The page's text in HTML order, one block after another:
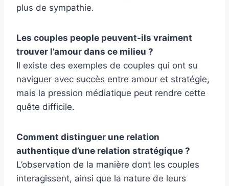
plus de sympathie.
Les couples people peuvent-ils vraiment
trouver l’amour dans ce milieu ?
Il existe des exemples de couples qui ont su
naviguer avec succès entre amour et stratégie,
mais la pression médiatique peut rendre cette
quête difficile.
Comment distinguer une relation
authentique d’une relation stratégique ?
L’observation de la manière dont les couples
interagissent, ainsi que la nature de leurs